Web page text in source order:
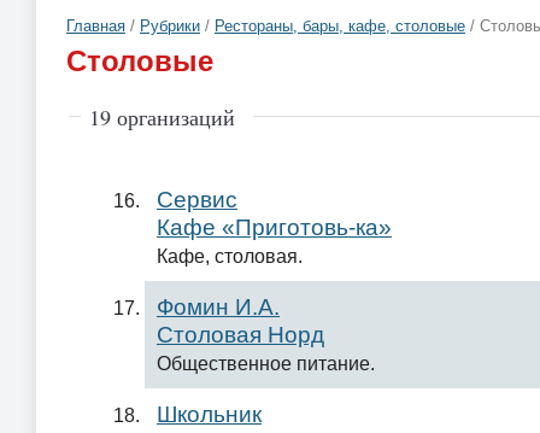
Главная / Рубрики / Рестораны, бары, кафе, столовые /
Столовые
19 организаций
Сервис
Кафе «Приготовь-ка»
Кафе, столовая.
Фомин И.А.
Столовая Норд
Общественное питание.
Школьник